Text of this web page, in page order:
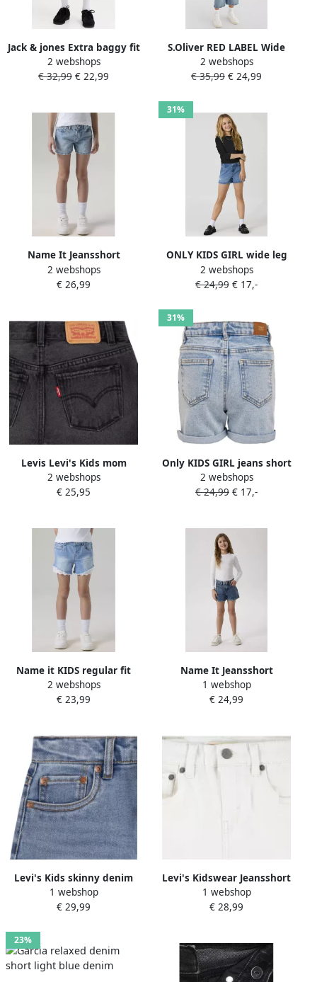
Jack & jones Extra baggy fit
jeansshort met steekzakken
2 webshops
€ 32,99 € 22,99
S.Oliver RED LABEL Wide
Leg skater jeansshort in
puur katoen
2 webshops
€ 35,99 € 24,99
Name It Jeansshort
NKFROSE REG DNM SHORTS
6042-AC NOOS
2 webshops
€ 26,99
31%
ONLY KIDS GIRL wide leg
regular waist short light
blue denim
2 webshops
€ 24,99 € 17,-
Levis Levi's Kids mom
denim short yonder w o
destruction Korte broek
2 webshops
€ 25,95
31%
Only KIDS GIRL jeans short
KONPHINE light denim
short Blauw Meisjes
2 webshops
€ 24,99 € 17,-
Name it KIDS regular fit
jeans short NKFSALLI
stonewashed Denim short
2 webshops
€ 23,99
Name It Jeansshort
NKFBELLA REG DNM
SHORTS 3674-BE NOOS
1 webshop
€ 24,99
Levi's Kids skinny denim
short medium blue denim
1 webshop
€ 29,99
Levi's Kidswear Jeansshort
LVG GIRLFRIEND SHORTS
1 webshop
€ 28,99
23%